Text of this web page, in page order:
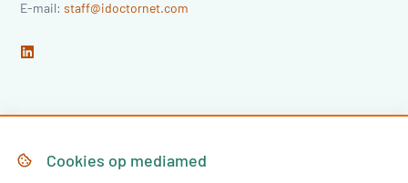
E-mail:staff@idoctornet.com
HomeCookies op mediamed